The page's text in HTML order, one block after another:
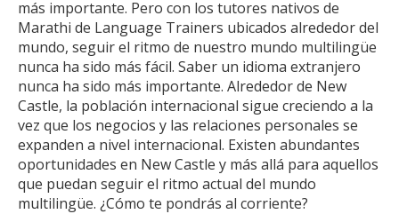
más importante. Pero con los tutores nativos de
Marathi de Language Trainers ubicados alrededor del
mundo, seguir el ritmo de nuestro mundo multilingüe
nunca ha sido más fácil. Saber un idioma extranjero
nunca ha sido más importante. Alrededor de New
Castle, la población internacional sigue creciendo a la
vez que los negocios y las relaciones personales se
expanden a nivel internacional. Existen abundantes
oportunidades en New Castle y más allá para aquellos
que puedan seguir el ritmo actual del mundo
multilingüe. ¿Cómo te pondrás al corriente?